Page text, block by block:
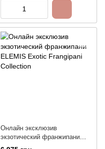
Онлайн эксклюзив
экзотический франжипани
ELEMIS Exotic Frangipani